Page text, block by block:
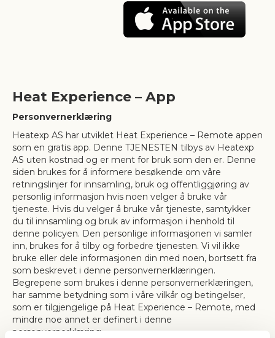
Heat Experience – App
Personvernerklæring
Heatexp AS har utviklet Heat Experience – Remote appen
som en gratis app. Denne TJENESTEN tilbys av Heatexp
AS uten kostnad og er ment for bruk som den er. Denne
siden brukes for å informere besøkende om våre
retningslinjer for innsamling, bruk og offentliggjøring av
personlig informasjon hvis noen velger å bruke vår
tjeneste. Hvis du velger å bruke vår tjeneste, samtykker
du til innsamling og bruk av informasjon i henhold til
denne policyen. Den personlige informasjonen vi samler
inn, brukes for å tilby og forbedre tjenesten. Vi vil ikke
bruke eller dele informasjonen din med noen, bortsett fra
som beskrevet i denne personvernerklæringen.
Begrepene som brukes i denne personvernerklæringen,
har samme betydning som i våre vilkår og betingelser,
som er tilgjengelige på Heat Experience – Remote, med
mindre noe annet er definert i denne
personvernerklæring.